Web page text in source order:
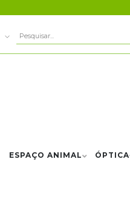
ESPAÇO ANIMAL ÓPTICA